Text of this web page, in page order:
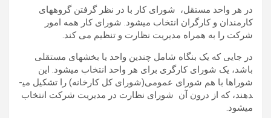
در هر واحد مستقل، شورای کار با در نظر گرفتن گروه­های
کارمندان و کارگران انتخاب می­شود. شورای کار همه امور
شرکت را به همراه مدیریت نظارت و تنظیم می کند.
در جایی که یک بنگاه شامل چندین واحد یا بخش­های مستقلی
باشد، یک شورای کارگری برای هر واحد انتخاب می­شود. این
شوراها با هم شورای عمومی(شورای کل کارخانه) را تشکیل می­
دهند، که از درون آن شورای نظارت در مدیریت شرکت انتخاب
می­شود.